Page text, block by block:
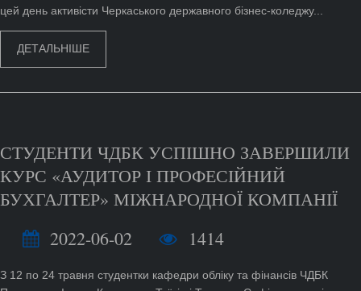
цей день активісти Черкаського державного бізнес-коледжу...
ДЕТАЛЬНІШЕ
СТУДЕНТИ ЧДБК УСПІШНО ЗАВЕРШИЛИ
КУРС «АУДИТОР І ПРОФЕСІЙНИЙ
БУХГАЛТЕР» МІЖНАРОДНОЇ КОМПАНІЇ
2022-06-02
1414
З 12 по 24 травня студентки кафедри обліку та фінансів ЧДБК